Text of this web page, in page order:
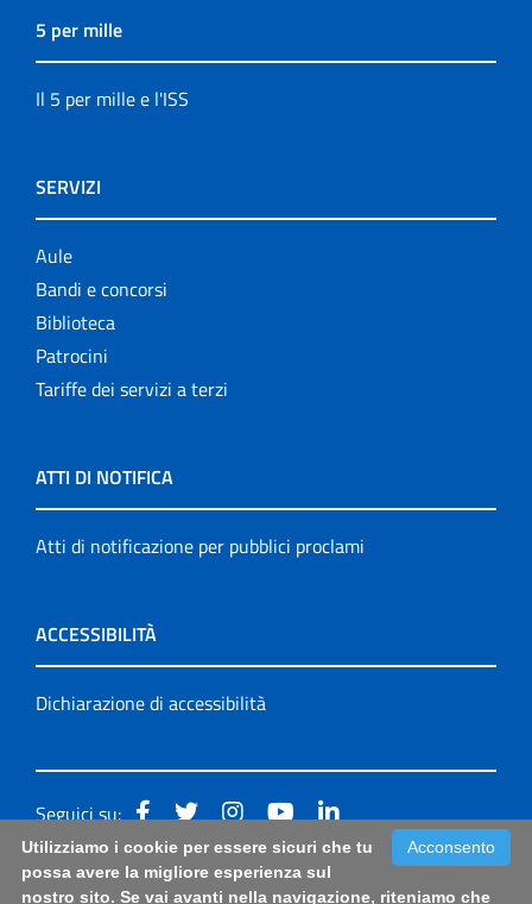
5 per mille
Il 5 per mille e l'ISS
SERVIZI
Aule
Bandi e concorsi
Biblioteca
Patrocini
Tariffe dei servizi a terzi
ATTI DI NOTIFICA
Atti di notificazione per pubblici proclami
ACCESSIBILITÀ
Dichiarazione di accessibilità
Seguici su:
Accessibilità: form di segnalazione di prima istanza per
Acconsento
Utilizziamo i cookie per essere sicuri che tu
possa avere la migliore esperienza sul
nostro sito. Se vai avanti nella navigazione, riteniamo che